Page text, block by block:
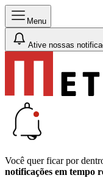
Menu
Ative nossas
Você quer ficar por
notificações em tempo